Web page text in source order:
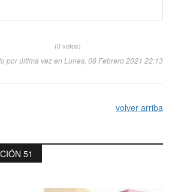
(0 votos)
por última vez en Lunes, 08 Febrero 2021 22:13
volver arriba
51